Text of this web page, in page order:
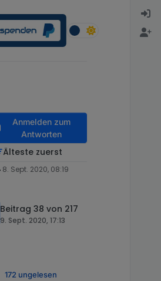
Anmelden zum
Antworten
Älteste zuerst
8. Sept. 2020, 08:19
Beitrag 38 von 217
9. Sept. 2020, 17:13
172 ungelesen